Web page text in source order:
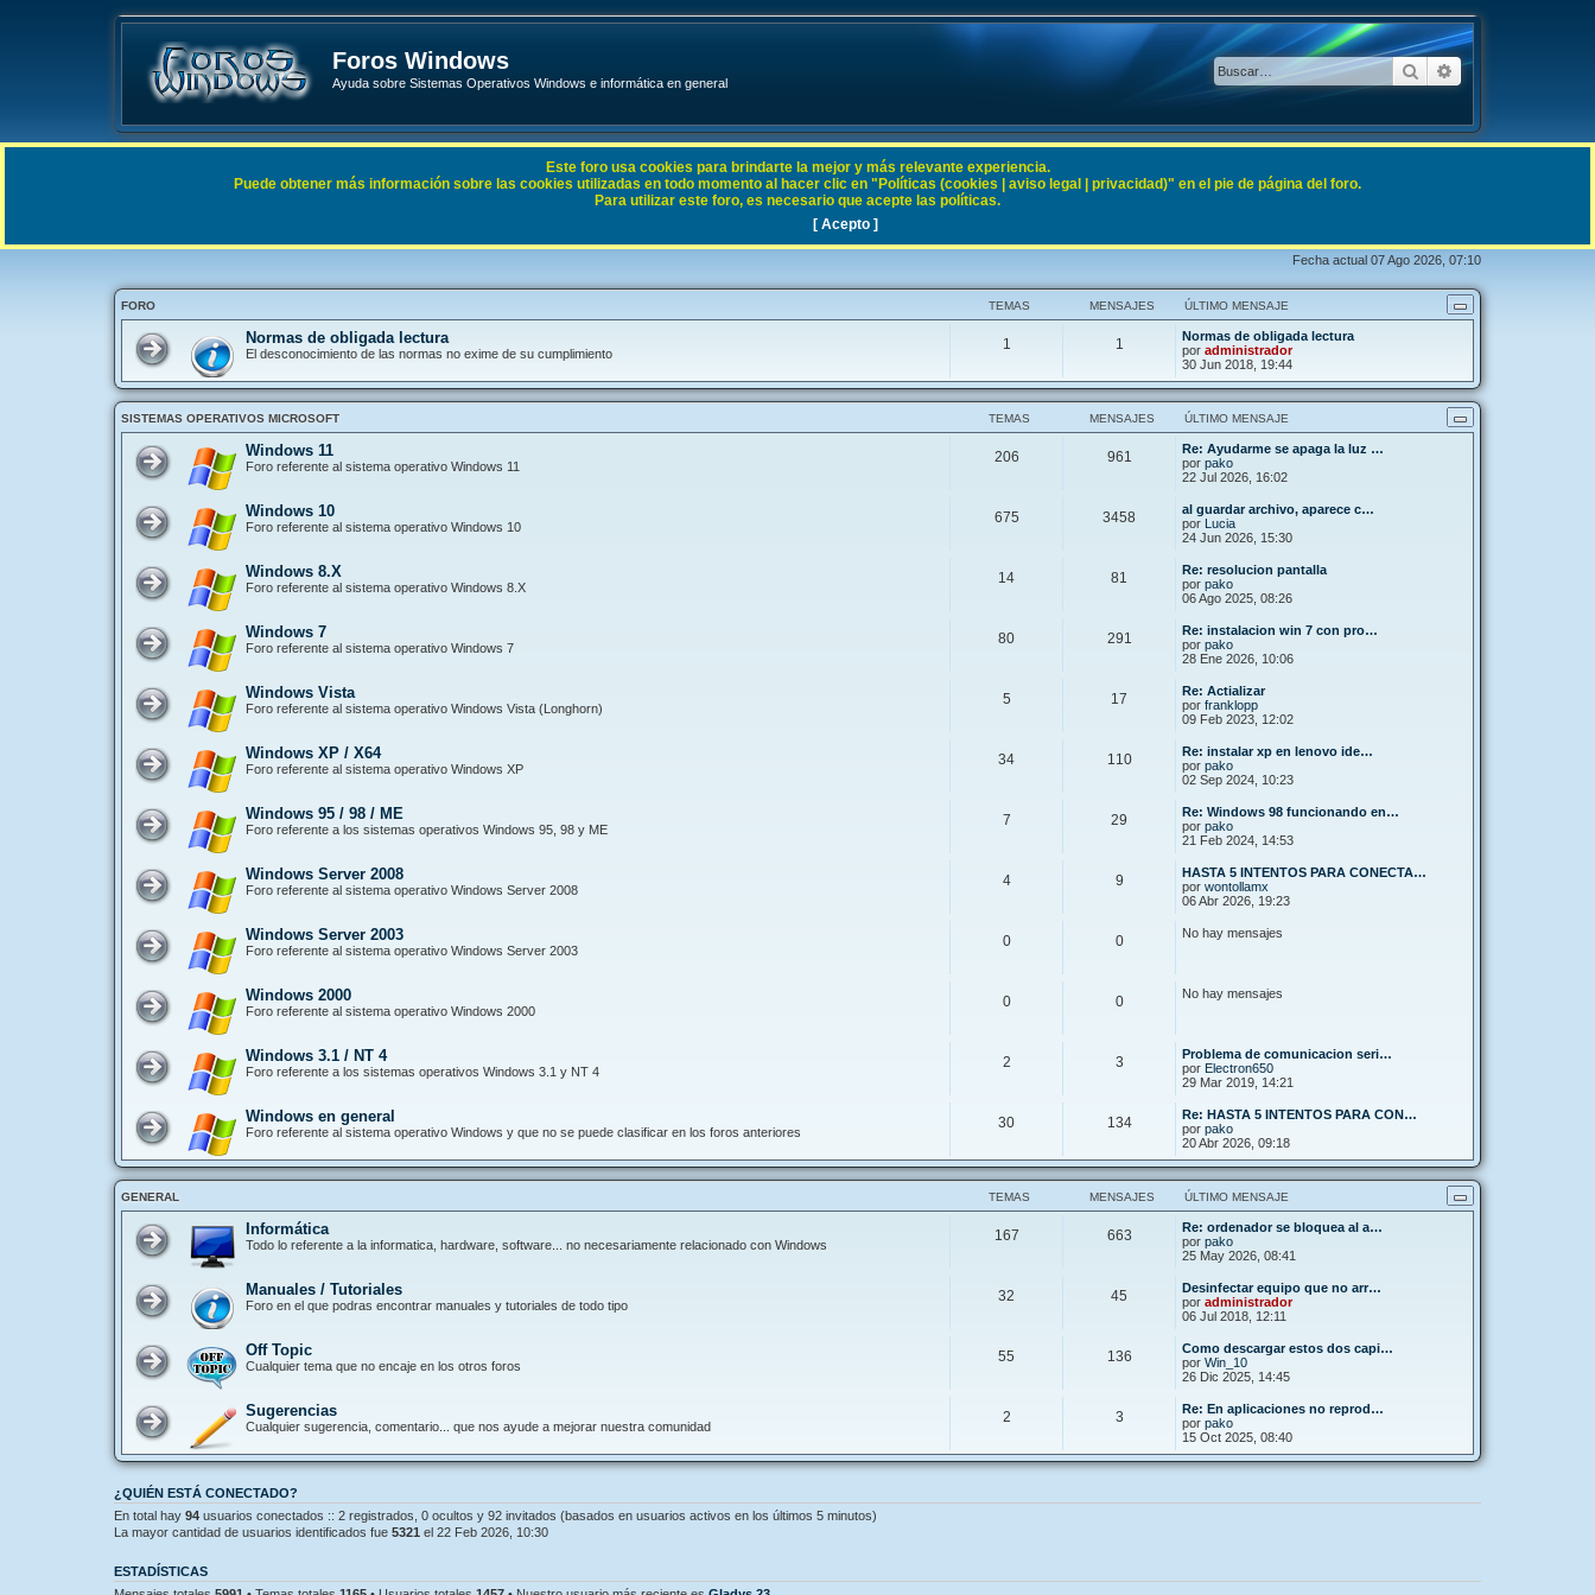
Foros Windows
Ayuda sobre Sistemas Operativos Windows e informática en general
BuscarBúsqueda
Enlaces rápidos FAQ
Fecha actual 07 Ago 2026, 07:10
FORO TEMAS MENSAJES ÚLTIMO MENSAJE
Normas de obligada lectura
El desconocimiento de las normas no exime de su cumplimiento
1 1
Normas de obligada lectura
por administrador
30 Jun 2018, 19:44
SISTEMAS OPERATIVOS MICROSOFT TEMAS MENSAJES ÚLTIMO MENSAJE
Windows 11
Foro referente al sistema operativo Windows 11
206 961
Re: Ayudarme se apaga la luz …
por pako
22 Jul 2026, 16:02
Windows 10
Foro referente al sistema operativo Windows 10
675 3458
al guardar archivo, aparece c…
por Lucia
24 Jun 2026, 15:30
Windows 8.X
Foro referente al sistema operativo Windows 8.X
14 81
Re: resolucion pantalla
por pako
06 Ago 2025, 08:26
Windows 7
Foro referente al sistema operativo Windows 7
80 291
Re: instalacion win 7 con pro…
por pako
28 Ene 2026, 10:06
Windows Vista
Foro referente al sistema operativo Windows Vista (Longhorn)
5 17
Re: Actializar
por franklopp
09 Feb 2023, 12:02
Windows XP / X64
Foro referente al sistema operativo Windows XP
34 110
Re: instalar xp en lenovo ide…
por pako
02 Sep 2024, 10:23
Windows 95 / 98 / ME
Foro referente a los sistemas operativos Windows 95, 98 y ME
7 29
Re: Windows 98 funcionando en…
por pako
21 Feb 2024, 14:53
Windows Server 2008
Foro referente al sistema operativo Windows Server 2008
4 9
HASTA 5 INTENTOS PARA CONECTA…
por wontollamx
06 Abr 2026, 19:23
Windows Server 2003
Foro referente al sistema operativo Windows Server 2003
0 0 No hay mensajes
Windows 2000
Foro referente al sistema operativo Windows 2000
0 0 No hay mensajes
Windows 3.1 / NT 4
Foro referente a los sistemas operativos Windows 3.1 y NT 4
2 3
Problema de comunicacion seri…
por Electron650
29 Mar 2019, 14:21
Windows en general
Foro referente al sistema operativo Windows y que no se puede clasificar en los foros anteriores
30 134
Re: HASTA 5 INTENTOS PARA CON…
por pako
20 Abr 2026, 09:18
GENERAL TEMAS MENSAJES ÚLTIMO MENSAJE
Informática
Todo lo referente a la informatica, hardware, software... no necesariamente relacionado con Windows
167 663
Re: ordenador se bloquea al a…
por pako
25 May 2026, 08:41
Manuales / Tutoriales
Foro en el que podras encontrar manuales y tutoriales de todo tipo
32 45
Desinfectar equipo que no arr…
por administrador
06 Jul 2018, 12:11
Off Topic
Cualquier tema que no encaje en los otros foros
55 136
Como descargar estos dos capi…
por Win_10
26 Dic 2025, 14:45
Sugerencias
Cualquier sugerencia, comentario... que nos ayude a mejorar nuestra comunidad
2 3
Re: En aplicaciones no reprod…
por pako
15 Oct 2025, 08:40
¿QUIÉN ESTÁ CONECTADO?
En total hay 94 usuarios conectados :: 2 registrados, 0 ocultos y 92 invitados (basados en usuarios activos en los últimos 5 minutos)
La mayor cantidad de usuarios identificados fue 5321 el 22 Feb 2026, 10:30
ESTADÍSTICAS
Este foro usa cookies para brindarte la mejor y más relevante experiencia.
Puede obtener más información sobre las cookies utilizadas en todo momento al hacer clic en "Políticas (cookies | aviso legal | privacidad)" en el pie de página del foro.
Para utilizar este foro, es necesario que acepte las políticas.
[ Acepto ]